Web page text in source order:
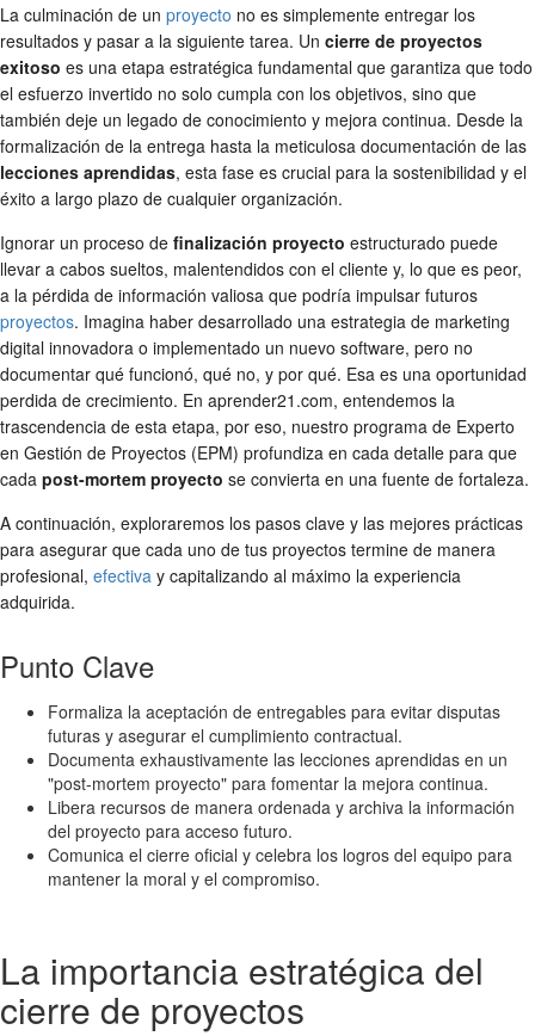
La culminación de un proyecto no es simplemente entregar los
resultados y pasar a la siguiente tarea. Un cierre de proyectos
exitoso es una etapa estratégica fundamental que garantiza que todo
el esfuerzo invertido no solo cumpla con los objetivos, sino que
también deje un legado de conocimiento y mejora continua. Desde la
formalización de la entrega hasta la meticulosa documentación de las
lecciones aprendidas, esta fase es crucial para la sostenibilidad y el
éxito a largo plazo de cualquier organización.
Ignorar un proceso de finalización proyecto estructurado puede
llevar a cabos sueltos, malentendidos con el cliente y, lo que es peor,
a la pérdida de información valiosa que podría impulsar futuros
proyectos. Imagina haber desarrollado una estrategia de marketing
digital innovadora o implementado un nuevo software, pero no
documentar qué funcionó, qué no, y por qué. Esa es una oportunidad
perdida de crecimiento. En aprender21.com, entendemos la
trascendencia de esta etapa, por eso, nuestro programa de Experto
en Gestión de Proyectos (EPM) profundiza en cada detalle para que
cada post-mortem proyecto se convierta en una fuente de fortaleza.
A continuación, exploraremos los pasos clave y las mejores prácticas
para asegurar que cada uno de tus proyectos termine de manera
profesional, efectiva y capitalizando al máximo la experiencia
adquirida.
Punto Clave
Formaliza la aceptación de entregables para evitar disputas
futuras y asegurar el cumplimiento contractual.
Documenta exhaustivamente las lecciones aprendidas en un
"post-mortem proyecto" para fomentar la mejora continua.
Libera recursos de manera ordenada y archiva la información
del proyecto para acceso futuro.
Comunica el cierre oficial y celebra los logros del equipo para
mantener la moral y el compromiso.
La importancia estratégica del
cierre de proyectos